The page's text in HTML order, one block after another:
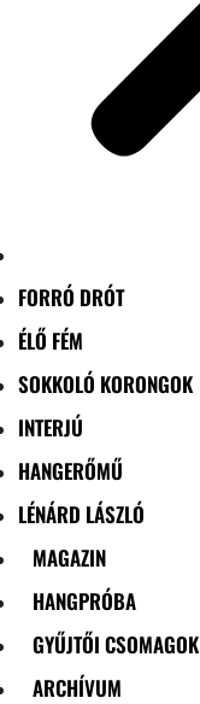
FORRÓ DRÓT
ÉLŐ FÉM
SOKKOLÓ KORONGOK
INTERJÚ
HANGERŐMŰ
LÉNÁRD LÁSZLÓ
MAGAZIN
HANGPRÓBA
GYŰJTŐI CSOMAGOK
ARCHÍVUM